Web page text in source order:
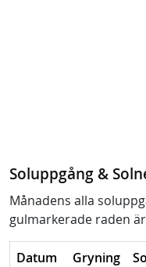
Soluppgång &
Månadens alla
gulmarkerade raden
Datum Gryning